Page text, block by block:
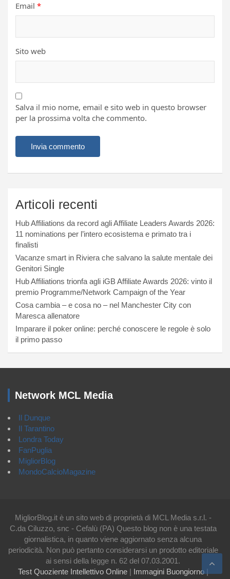
Email *
Sito web
Salva il mio nome, email e sito web in questo browser
per la prossima volta che commento.
Articoli recenti
Hub Affiliations da record agli Affiliate Leaders Awards 2026:
11 nominations per l’intero ecosistema e primato tra i
finalisti
Vacanze smart in Riviera che salvano la salute mentale dei
Genitori Single
Hub Affiliations trionfa agli iGB Affiliate Awards 2026: vinto il
premio Programme/Network Campaign of the Year
Cosa cambia – e cosa no – nel Manchester City con
Maresca allenatore
Imparare il poker online: perché conoscere le regole è solo
il primo passo
Network MCL Media
Il Dunque
Il Tarantino
Londra Today
FanPuglia
MigliorBlog
MondoCalcioMagazine
MigliorBlog.it è un sito web di proprietà di MCL Media s.r.l. -
C.da Ciluzzo, snc - Cefalù (PA) Questo blog non è una testata
giornalistica, in quanto viene aggiornato senza alcuna
periodicità. Non può pertanto considerarsi un prodotto editoriale
ai sensi della legge n. 62 del 07.03.2001.
Test Quoziente Intellettivo Online| Immagini Buongiorno|